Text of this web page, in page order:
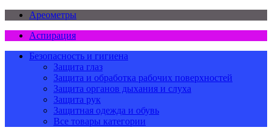
Ареометры
Аспирация
Безопасность и гигиена
Защита глаз
Защита и обработка рабочих поверхностей
Защита органов дыхания и слуха
Защита рук
Защитная одежда и обувь
Все товары категории